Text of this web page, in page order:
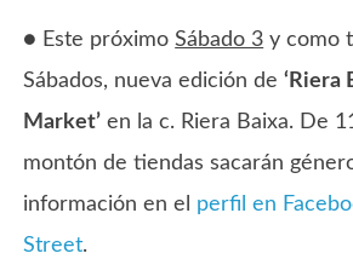
● Este próximoSábado 3 y como
Sábados, nueva edición de‘Riera
Market’ en la c. Riera Baixa. De
montón de tiendas sacarán
información en el perfil en
Street.